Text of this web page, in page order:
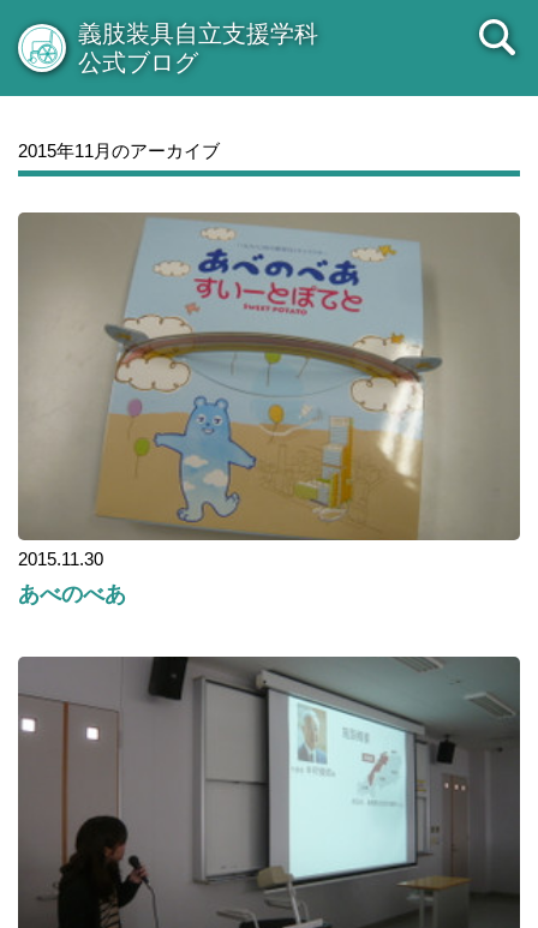
義肢装具自立支援学科
公式ブログ
2015年11月のアーカイブ
2015.11.30
あべのべあ